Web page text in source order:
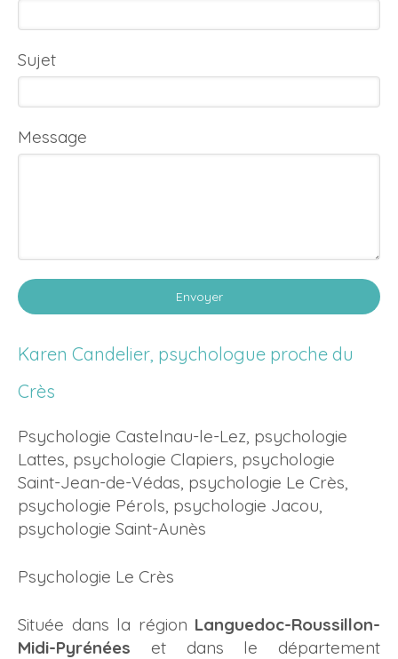
Sujet
Message
Envoyer
Karen Candelier, psychologue proche du
Crès
Psychologie Castelnau-le-Lez, psychologie
Lattes, psychologie Clapiers, psychologie
Saint-Jean-de-Védas, psychologie Le Crès,
psychologie Pérols, psychologie Jacou,
psychologie Saint-Aunès
Psychologie Le Crès
Située dans la région Languedoc-Roussillon-
Midi-Pyrénées et dans le département